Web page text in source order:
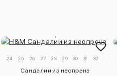
24 25 26 27 28 29 30 31 32 33
Сандалии из неопрена